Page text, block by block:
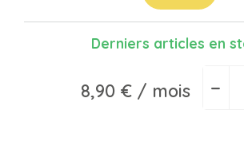
Derniers articles en
8,90 €/ mois −